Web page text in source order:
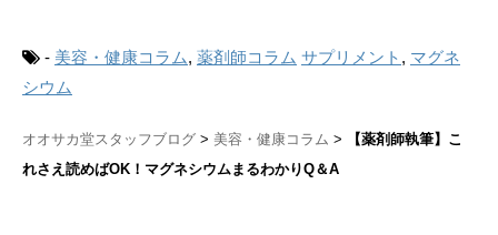
- 美容・健康コラム, 薬剤師コラム サプリメント , マグネ
シウム
オオサカ堂スタッフブログ 美容・健康コラム
【薬剤師執筆】こ
れさえ読めばOK！マグネシウムまるわかりQ＆A